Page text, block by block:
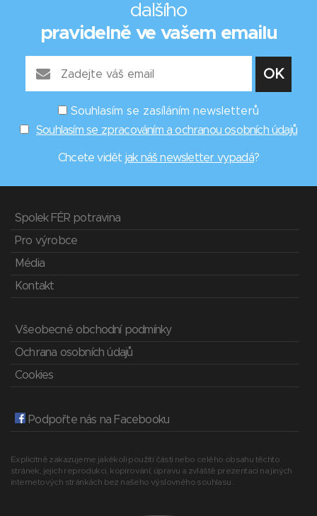
dalšího
pravidelně ve vašem emailu
Souhlasím se zasíláním newsletterů
Souhlasím se zpracováním a ochranou osobních údajů
Chcete vidět jak náš newsletter vypadá?
Spolek FÉR potravina
Pro výrobce
Média
Kontakt
Všeobecné obchodní podmínky
Ochrana osobních údajů
Cookies
Podpořte nás na Facebooku
Explicitně zakazujeme jakékoli použití části nebo celého obsahu těchto
stránek, jejich reprodukci, kopírování, úpravu a zvláště prezentaci na jiných
internetových stránkách bez našeho výslovného souhlasu.